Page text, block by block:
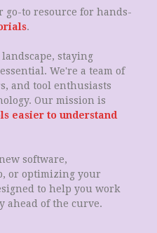
go-to resource for hands-
.
staying
We're a team of
and tool enthusiasts
Our mission is
easier to understand
software,
or optimizing your
to help you work
ahead of the curve.